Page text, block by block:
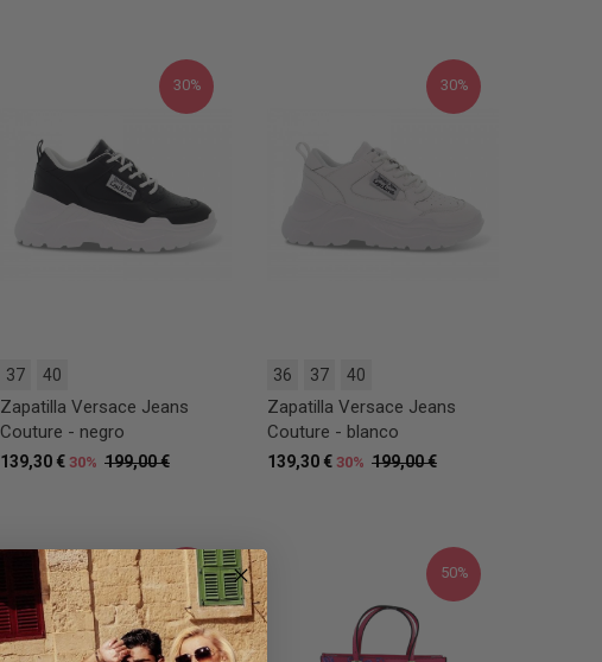
30%
37 40
Zapatilla Versace Jeans
Couture - negro
199,00 €
139,30 € 30%
30%
36 37 40
Zapatilla Versace Jeans
Couture - blanco
199,00 €
139,30 € 30%
50% 50%